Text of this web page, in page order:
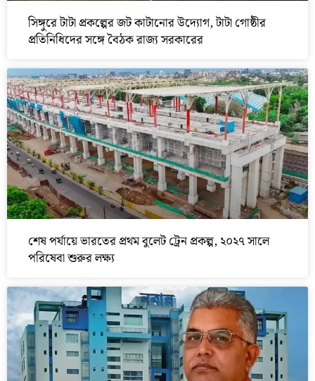
সিঙ্গুরে টাটা প্রকল্পের জট কাটানোর উদ্যোগ, টাটা গোষ্ঠীর
প্রতিনিধিদের সঙ্গে বৈঠক রাজ্য সরকারের
শেষ পর্যায়ে ভারতের প্রথম বুলেট ট্রেন প্রকল্প, ২০২৭ সালে
পরিষেবা শুরুর লক্ষ্য